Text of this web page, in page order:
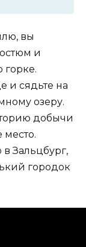
вы
и
горке.
и сядьте на
озеру.
добычи
место.
Зальцбург,
городок